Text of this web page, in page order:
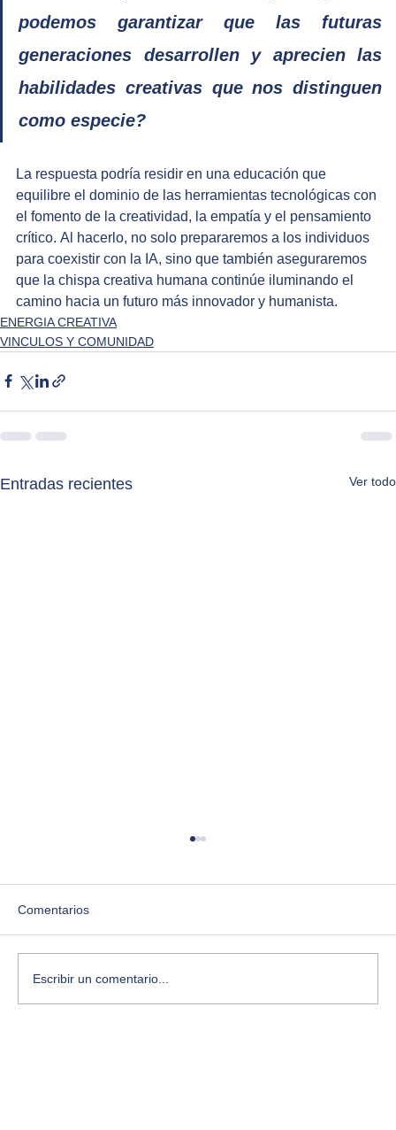
podemos garantizar que las futuras
generaciones desarrollen y aprecien las
habilidades creativas que nos distinguen
como especie?​
La respuesta podría residir en una educación que
equilibre el dominio de las herramientas tecnológicas con
el fomento de la creatividad, la empatía y el pensamiento
crítico. Al hacerlo, no solo prepararemos a los individuos
para coexistir con la IA, sino que también aseguraremos
que la chispa creativa humana continúe iluminando el
camino hacia un futuro más innovador y humanista.
ENERGIA CREATIVA
VINCULOS Y COMUNIDAD
Entradas recientes Ver todo
Comentarios
Escribir un comentario...